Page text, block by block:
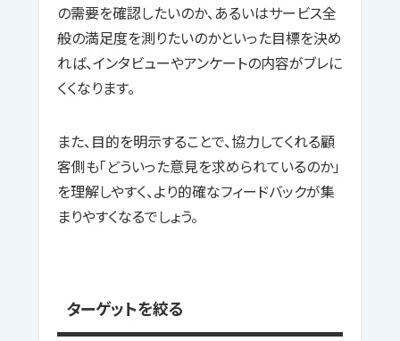
の需要を確認したいのか、あるいはサービス全
般の満足度を測りたいのかといった目標を決め
れば、インタビューやアンケートの内容がブレに
くくなります。
また、目的を明示することで、協力してくれる顧
客側も「どういった意見を求められているのか」
を理解しやすく、より的確なフィードバックが集
まりやすくなるでしょう。
ターゲットを絞る